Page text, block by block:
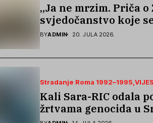
„Ja ne mrzim. Priča o
svjedočanstvo koje se
zaboraviti
BYADMIN 20. JULA 2026.
Stradanje Roma 1992–1995
Kali Sara-RIC odala
žrtvama genocida u